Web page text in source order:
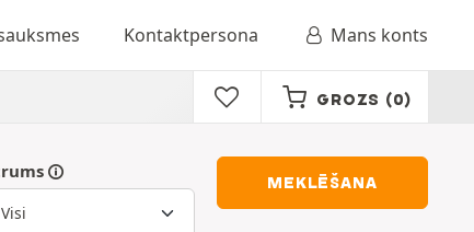
Kontaktpersona Mans konts
GROZS (0)
MEKLĒŠANA